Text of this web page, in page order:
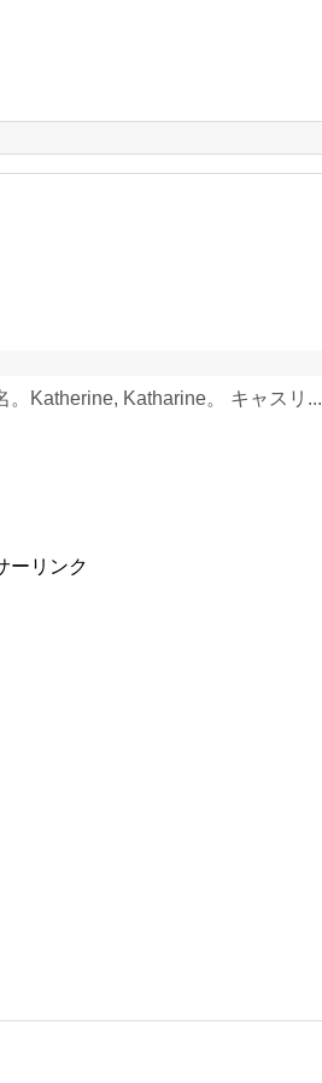
Katherine, Katharine。 キャスリ...
ーリンク